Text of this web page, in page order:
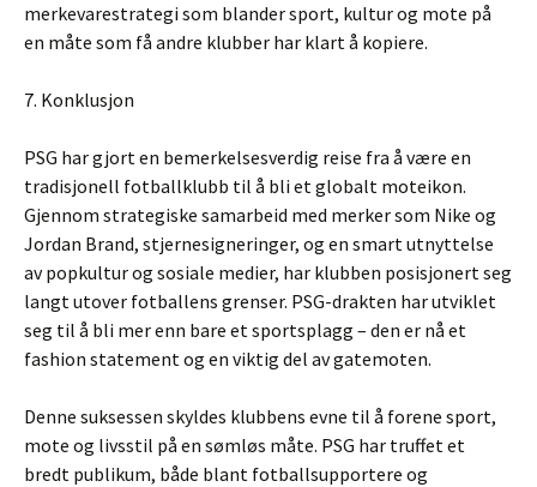
merkevarestrategi som blander sport, kultur og mote på
en måte som få andre klubber har klart å kopiere.
7. Konklusjon
PSG har gjort en bemerkelsesverdig reise fra å være en
tradisjonell fotballklubb til å bli et globalt moteikon.
Gjennom strategiske samarbeid med merker som Nike og
Jordan Brand, stjernesigneringer, og en smart utnyttelse
av popkultur og sosiale medier, har klubben posisjonert seg
langt utover fotballens grenser. PSG-drakten har utviklet
seg til å bli mer enn bare et sportsplagg – den er nå et
fashion statement og en viktig del av gatemoten.
Denne suksessen skyldes klubbens evne til å forene sport,
mote og livsstil på en sømløs måte. PSG har truffet et
bredt publikum, både blant fotballsupportere og